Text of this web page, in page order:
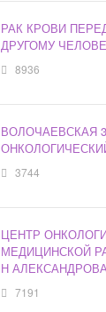
РАК КРОВИ
ДРУГОМУ
8936
ВОЛОЧАЕВСКАЯ
3744
ЦЕНТР
МЕДИЦИНСКОЙ
Н
7191